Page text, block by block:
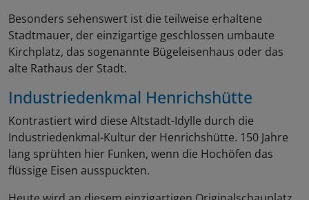
Besonders sehenswert ist die teilweise erhaltene
Stadtmauer, der einzigartige geschlossen umbaute
Kirchplatz, das sogenannte Bügeleisenhaus oder das
alte Rathaus der Stadt.
Industriedenkmal Henrichshütte
Kontrastiert wird diese Altstadt-Idylle durch die
Industriedenkmal-Kultur der Henrichshütte. 150 Jahre
lang sprühten hier Funken, wenn die Hochöfen das
flüssige Eisen ausspuckten.